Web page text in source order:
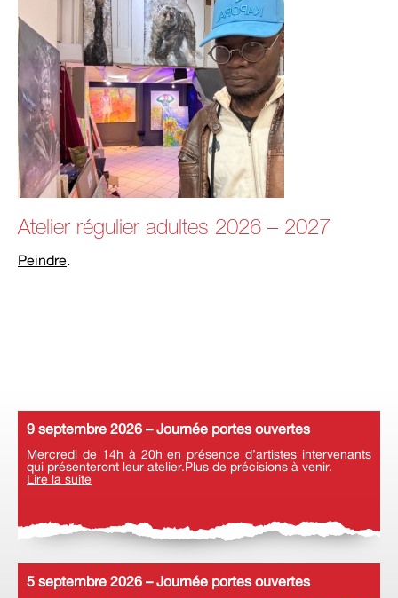
Atelier régulier adultes 2026 – 2027
Peindre.
9 septembre 2026 – Journée portes ouvertes
Mercredi de 14h à 20h en présence d’artistes intervenants
qui présenteront leur atelier.Plus de précisions à venir.
Lire la suite
5 septembre 2026 – Journée portes ouvertes